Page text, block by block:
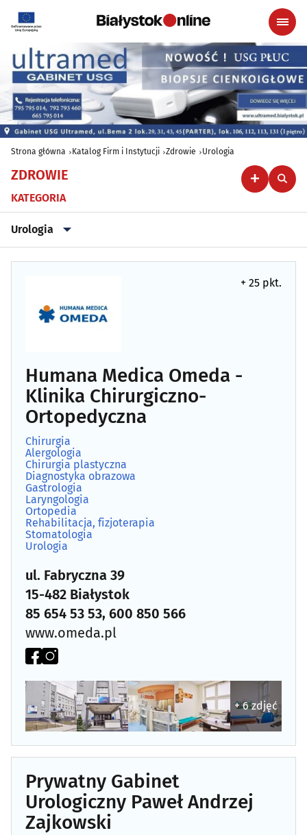
Strona główna Katalog Firm i Instytucji Zdrowie Urologia
ZDROWIE
KATEGORIA
Urologia
Alergologia(18)
Apteki (92)
Audiologia (5)
Chirurgia(47)
Chirurgia dziecięca(4)
Chirurgia plastyczna
Choroby piersi
Choroby płuc i gruźlica
Choroby zakaźne(5)
Dermatologia
Diabetologia (11)
Diagnostyka obrazowa(23)
Endokrynologia(16)
Farmaceutyka - hurt
+ 25 pkt.
Humana Medica Omeda -
Klinika Chirurgiczno-
Ortopedyczna
Chirurgia
Alergologia
Chirurgia plastyczna
Diagnostyka obrazowa
Gastrologia
Laryngologia
Ortopedia
Rehabilitacja, fizjoterapia
Stomatologia
Urologia
ul. Fabryczna 39
15-482 Białystok
85 654 53 53, 600 850 566
www.omeda.pl
+ 6 zdjęć
Prywatny Gabinet
Urologiczny Paweł Andrzej
Zajkowski